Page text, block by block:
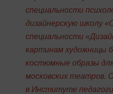
специальности
дизайнерскую школу
специальности
картинам художницы
костюмные образы
московских театров.
в Институте